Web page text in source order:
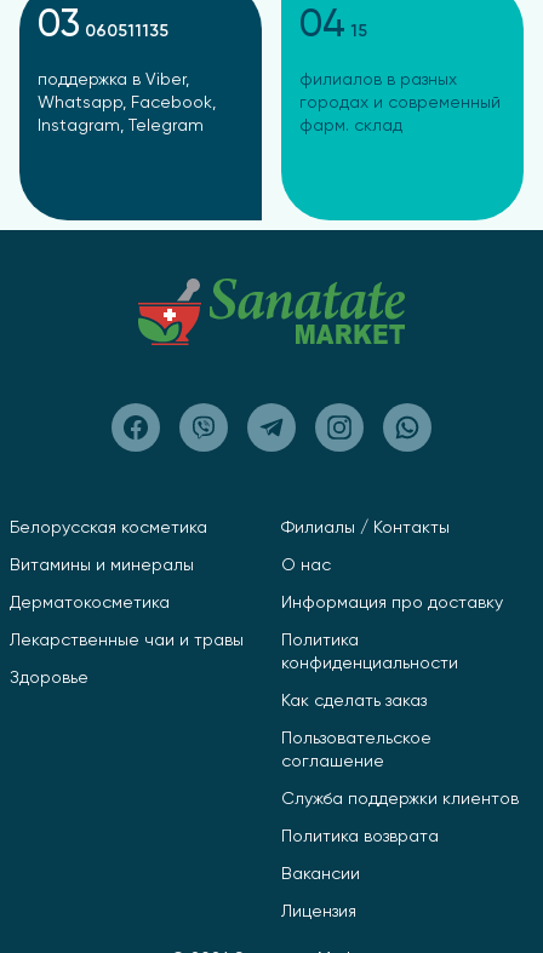
03 060511135
поддержка в Viber,
Whatsapp, Facebook,
Instagram, Telegram
04 15
филиалов в разных
городах и современный
фарм. склад
Белорусская косметика
Витамины и минералы
Дерматокосметика
Лекарственные чаи и травы
Здоровье
Филиалы / Контакты
О нас
Информация про доставку
Политика
конфиденциальности
Как сделать заказ
Пользовательское
соглашение
Служба поддержки клиентов
Политика возврата
Вакансии
Лицензия